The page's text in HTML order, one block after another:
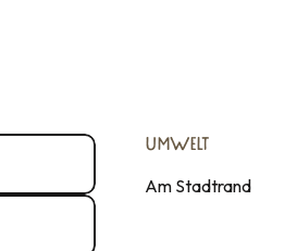
UMWELT
UMWELT
Am Stadtrand